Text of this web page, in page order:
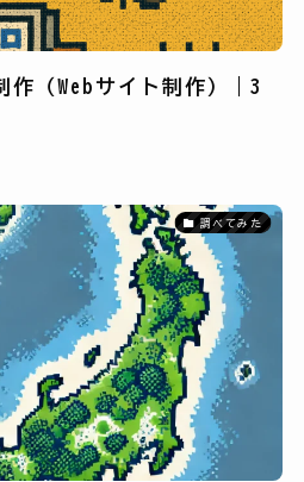
（Webサイト制作）｜3
調べてみた